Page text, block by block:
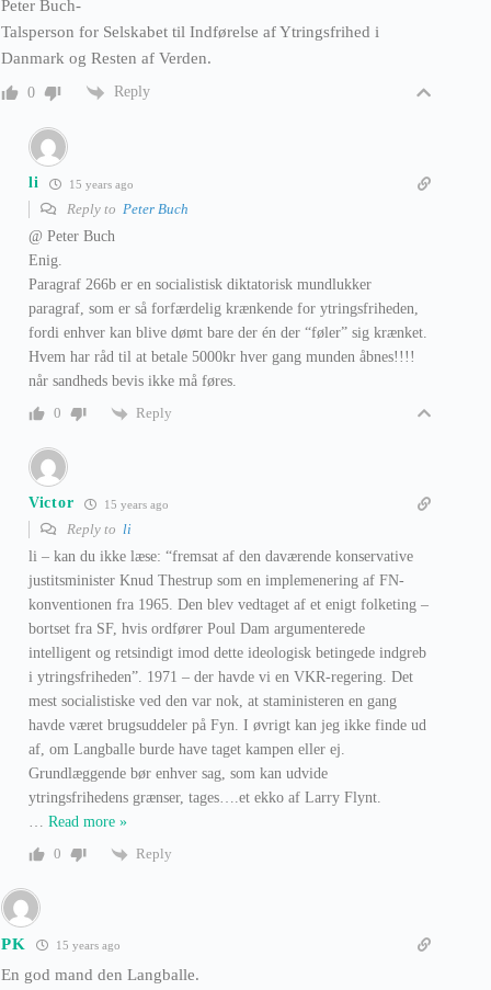
Peter Buch-
Talsperson for Selskabet til Indførelse af Ytringsfrihed i
Danmark og Resten af Verden.
0 Reply
li 15 years ago
Reply to Peter Buch
@ Peter Buch
Enig.
Paragraf 266b er en socialistisk diktatorisk mundlukker
paragraf, som er så forfærdelig krænkende for ytringsfriheden,
fordi enhver kan blive dømt bare der én der “føler” sig krænket.
Hvem har råd til at betale 5000kr hver gang munden åbnes!!!!
når sandheds bevis ikke må føres.
0
Reply
Victor 15 years ago
Reply to li
li – kan du ikke læse: “fremsat af den daværende konservative
justitsminister Knud Thestrup som en implemenering af FN-
konventionen fra 1965. Den blev vedtaget af et enigt folketing –
bortset fra SF, hvis ordfører Poul Dam argumenterede
intelligent og retsindigt imod dette ideologisk betingede indgreb
i ytringsfriheden”. 1971 – der havde vi en VKR-regering. Det
mest socialistiske ved den var nok, at staministeren en gang
havde været brugsuddeler på Fyn. I øvrigt kan jeg ikke finde ud
af, om Langballe burde have taget kampen eller ej.
Grundlæggende bør enhver sag, som kan udvide
ytringsfrihedens grænser, tages….et ekko af Larry Flynt.
Read more »
0
Reply
PK 15 years ago
En god mand den Langballe.